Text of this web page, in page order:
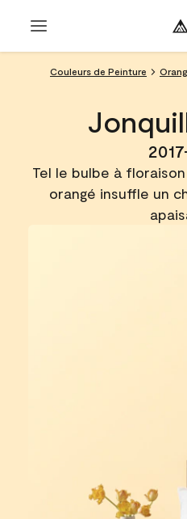
Couleurs de Peinture
Tel le bulbe à
orangé insuffle un